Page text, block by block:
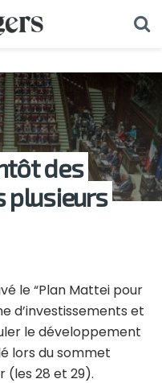
des
plusieurs
le “Plan Mattei pour
d’investissements et
le développement
lors du sommet
(les 28 et 29).